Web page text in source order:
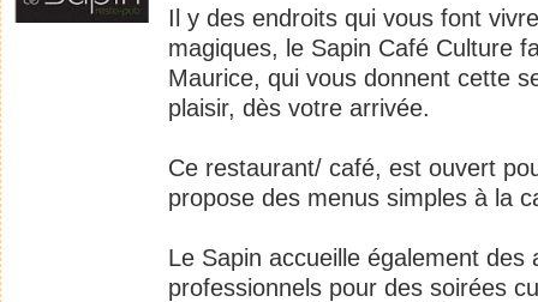
Il y des endroits qui vous font
magiques, le Sapin Café Culture
Maurice, qui vous donnent cette
plaisir, dès votre arrivée.
Ce restaurant/ café, est ouvert
propose des menus simples à la
Le Sapin accueille également
professionnels pour des soirées